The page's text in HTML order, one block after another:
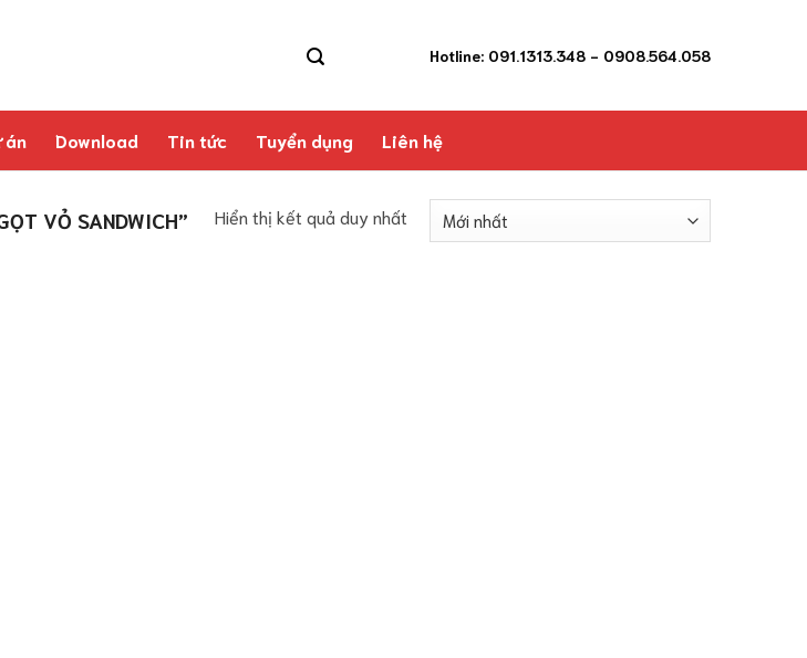
Hotline: 091.1313.348 - 0908.564.058
án Download Tin tức Tuyển dụng Liên hệ
VỎ SANDWICH” Hiển thị kết quả duy nhất